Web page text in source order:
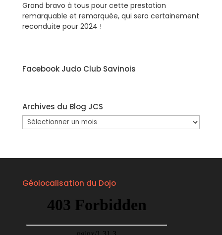
Grand bravo à tous pour cette prestation
remarquable et remarquée, qui sera certainement
reconduite pour 2024 !
Facebook Judo Club Savinois
Archives du Blog JCS
Archives
du
Géolocalisation du Dojo